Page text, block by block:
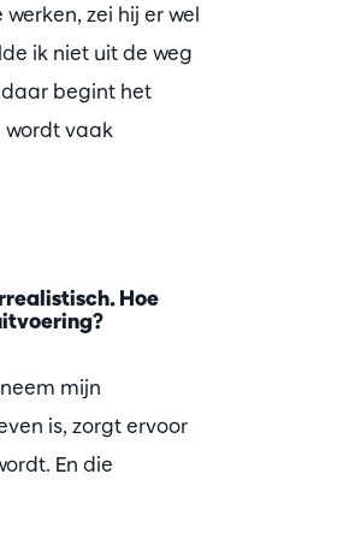
zei hij er wel
ik niet uit de weg
begint het
wordt vaak
Hoe
mijn
is, zorgt ervoor
En die